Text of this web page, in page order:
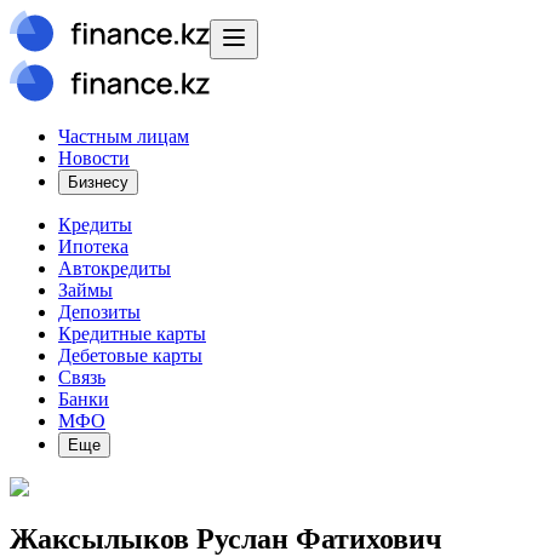
Частным лицам
Новости
Бизнесу
Кредиты
Ипотека
Автокредиты
Займы
Депозиты
Кредитные карты
Дебетовые карты
Связь
Банки
МФО
Еще
Жаксылыков Руслан Фатихович